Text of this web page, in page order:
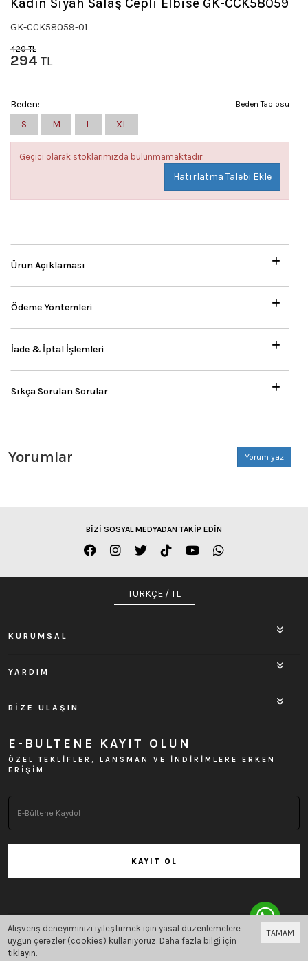
Kadın Siyah Salaş Cepli Elbise GK-CCK58059
GK-CCK58059-01
420TL
294 TL
Beden Tablosu
Beden:
S
M L XL
Geçici olarak stoklarımızda bulunmamaktadır.
Hatırlatma Talebi Ekle
Ürün Açıklaması
Ödeme Yöntemleri
İade & İptal İşlemleri
Sıkça Sorulan Sorular
Yorumlar Yorum yaz
BİZİ SOSYAL MEDYADAN TAKİP EDİN
TÜRKÇE / TL
KURUMSAL
YARDIM
BİZE ULAŞIN
E-BULTENE KAYIT OLUN
ÖZEL TEKLİFLER, LANSMAN VE İNDİRİMLERE ERKEN
ERİŞİM
KAYIT OL
Bu site Vikaon E-Ticaret sistemleriile hazırlanmıştır.
TAMAM
Alışveriş deneyiminizi iyileştirmek için yasal düzenlemelere
uygun çerezler (cookies) kullanıyoruz. Daha fazla bilgi için
tıklayın.